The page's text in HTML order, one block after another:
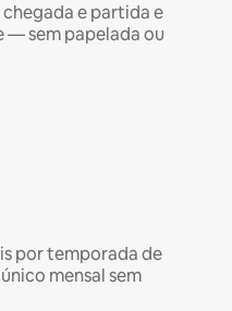
chegada e partida e
— sem papelada ou
por temporada de
mensal sem